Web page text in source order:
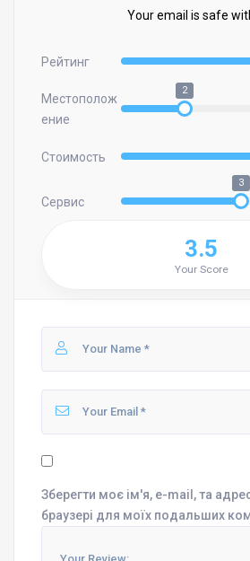
Your email is safe
Рейтинг
Местополож
ение
2
Стоимость
Сервис
3
3.5
Your Score
Зберегти моє ім'я, e-mail, та
браузері для моїх подальших